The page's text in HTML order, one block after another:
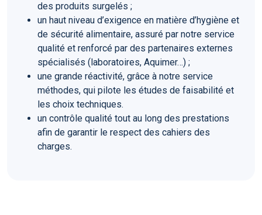
des produits surgelés ;
un haut niveau d’exigence en matière d’hygiène et
de sécurité alimentaire, assuré par notre service
qualité et renforcé par des partenaires externes
spécialisés (laboratoires, Aquimer…) ;
une grande réactivité, grâce à notre service
méthodes, qui pilote les études de faisabilité et
les choix techniques.
un contrôle qualité tout au long des prestations
afin de garantir le respect des cahiers des
charges.